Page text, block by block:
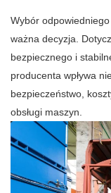
Wybór odpowiedniego
ważna decyzja.
bezpiecznego i
producenta wpływa
bezpieczeństwo,
obsługi maszyn.